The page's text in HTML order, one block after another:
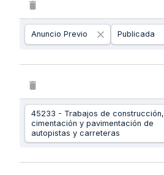
Anuncio Previo Publicada
45233 - Trabajos de construcción,
cimentación y pavimentación de
autopistas y carreteras